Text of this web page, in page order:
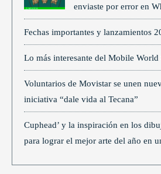
enviaste por error en
Fechas importantes y lanzamientos
Lo más interesante del Mobile World
Voluntarios de Movistar se unen
iniciativa “dale vida al Tecana”
Cuphead’ y la inspiración en los
para lograr el mejor arte del año en